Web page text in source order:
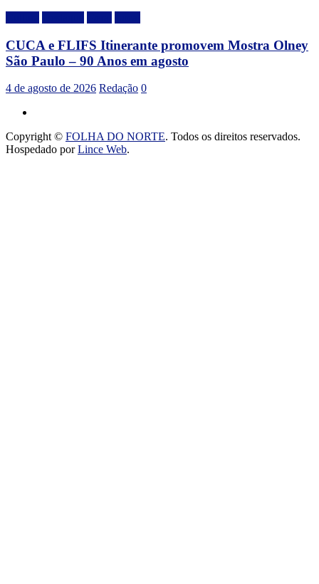
CUCA e FLIFS Itinerante promovem Mostra Olney
São Paulo – 90 Anos em agosto
4 de agosto de 2026 Redação 0
Copyright © FOLHA DO NORTE. Todos os direitos reservados.
Hospedado porLince Web.